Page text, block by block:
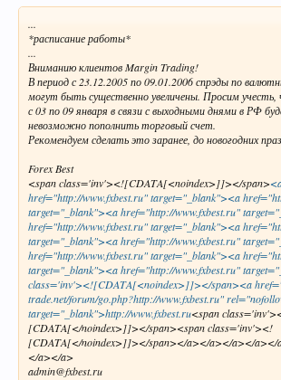
...
*расписание работы*
...
Вниманию клиентов Margin Trading!
В период с 23.12.2005 по 09.01.2006 спрэды по
могут быть существенно увеличены. Просим учесть,
с 03 по 09 января в связи с выходными днями в РФ
невозможно пополнить торговый счет.
Рекомендуем сделать это заранее, до новогодних
Forex Best
<span class='inv'><![CDATA[<noindex>]]></span>
href="http://www.fxbest.ru" target="_blank"><a
target="_blank"><a href="http://www.fxbest.ru"
href="http://www.fxbest.ru" target="_blank"><a
target="_blank"><a href="http://www.fxbest.ru"
href="http://www.fxbest.ru" target="_blank"><a
target="_blank"><a href="http://www.fxbest.ru"
class='inv'><![CDATA[<noindex>]]></span><a
trade.net/forum/go.php?http://www.fxbest.ru"
target="_blank">http://www.fxbest.ru<span
[CDATA[</noindex>]]></span><span class='inv'><!
[CDATA[</noindex>]]></span></a></a></a></
</a></a>
admin@fxbest.ru